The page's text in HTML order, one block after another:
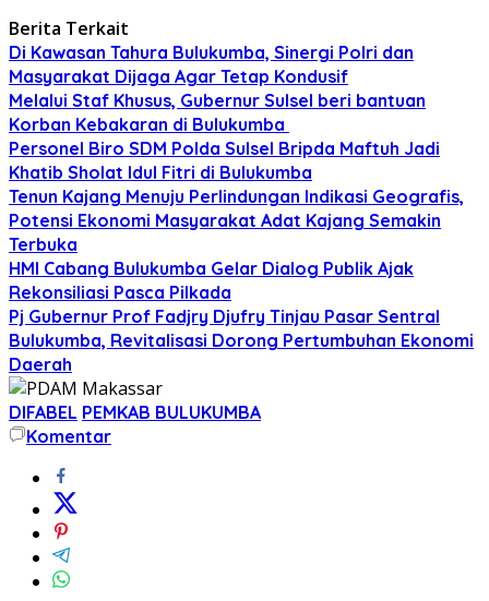
Berita Terkait
Di Kawasan Tahura Bulukumba, Sinergi Polri dan
Masyarakat Dijaga Agar Tetap Kondusif
Melalui Staf Khusus, Gubernur Sulsel beri bantuan
Korban Kebakaran di Bulukumba
Personel Biro SDM Polda Sulsel Bripda Maftuh Jadi
Khatib Sholat Idul Fitri di Bulukumba
Tenun Kajang Menuju Perlindungan Indikasi Geografis,
Potensi Ekonomi Masyarakat Adat Kajang Semakin
Terbuka
HMI Cabang Bulukumba Gelar Dialog Publik Ajak
Rekonsiliasi Pasca Pilkada
Pj Gubernur Prof Fadjry Djufry Tinjau Pasar Sentral
Bulukumba, Revitalisasi Dorong Pertumbuhan Ekonomi
Daerah
DIFABEL PEMKAB BULUKUMBA
Komentar